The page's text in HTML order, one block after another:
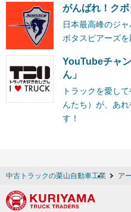
がんばれ！クボ
日本最高峰のジ
ボタスピアーズを
YouTubeチャ
ん」
トラックを愛し
んたち）が、あ
す！
中古トラックの栗山自動車工業 ア